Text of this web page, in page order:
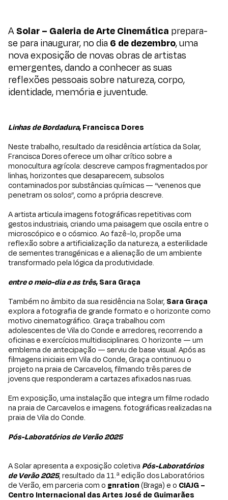
ASolar – Galeria de Arte Cinemática prepara-
se para inaugurar, no dia6 de dezembro, uma
nova exposição de novas obras de artistas
emergentes, dando a conhecer as suas
reflexões pessoais sobre natureza, corpo,
identidade, memória e juventude.
Linhas de Bordadura, Francisca Dores
Neste trabalho, resultado da residência artística da Solar,
Francisca Dores oferece um olhar crítico sobre a
monocultura agrícola: descreve campos fragmentados por
linhas, horizontes que desaparecem, subsolos
contaminados por substâncias químicas — “venenos que
penetram os solos”, como a própria descreve.
A artista articula imagens fotográficas repetitivas com
gestos industriais, criando uma paisagem que oscila entre o
microscópico e o cósmico. Ao fazê-lo, propõe uma
reflexão sobre a artificialização da natureza, a esterilidade
de sementes transgénicas e a alienação de um ambiente
transformado pela lógica da produtividade.
entre o meio-dia e as três, Sara Graça
Também no âmbito da sua residência na Solar,Sara Graça
explora a fotografia de grande formato e o horizonte como
motivo cinematográfico. Graça trabalhou com
adolescentes de Vila do Conde e arredores, recorrendo a
oficinas e exercícios multidisciplinares. O horizonte — um
emblema de antecipação — serviu de base visual. Após as
filmagens iniciais em Vila do Conde, Graça continuou o
projeto na praia de Carcavelos, filmando três pares de
jovens que responderam a cartazes afixados nas ruas.
Em exposição, uma instalação que integra um filme rodado
na praia de Carcavelos e imagens. fotográficas realizadas na
praia de Vila do Conde.
Pós-Laboratórios de Verão 2025
A Solar apresenta a exposição coletiva Pós-Laboratórios
de Verão 2025, resultado da 11.ª edição dos Laboratórios
de Verão, em parceria com ognration(Braga) e o CIAJG –
Centro Internacional das Artes José de Guimarães